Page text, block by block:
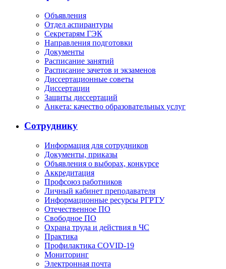
Объявления
Отдел аспирантуры
Секретарям ГЭК
Направления подготовки
Документы
Расписание занятий
Расписание зачетов и экзаменов
Диссертационные советы
Диссертации
Защиты диссертаций
Анкета: качество образовательных услуг
Сотруднику
Информация для сотрудников
Документы, приказы
Объявления о выборах, конкурсе
Аккредитация
Профсоюз работников
Личный кабинет преподавателя
Информационные ресурсы РГРТУ
Отечественное ПО
Свободное ПО
Охрана труда и действия в ЧС
Практика
Профилактика COVID-19
Мониторинг
Электронная почта